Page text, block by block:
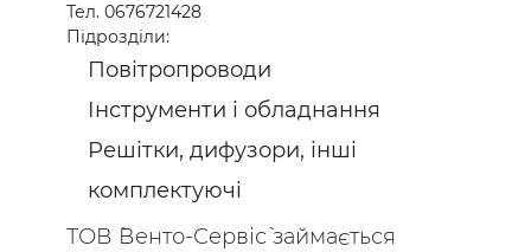
Тел. 0676721428
Підрозділи:
Повітропроводи
Інструменти і обладнання
Решітки, дифузори, інші
комплектуючі
ТОВ `Венто-Сервіс` займається